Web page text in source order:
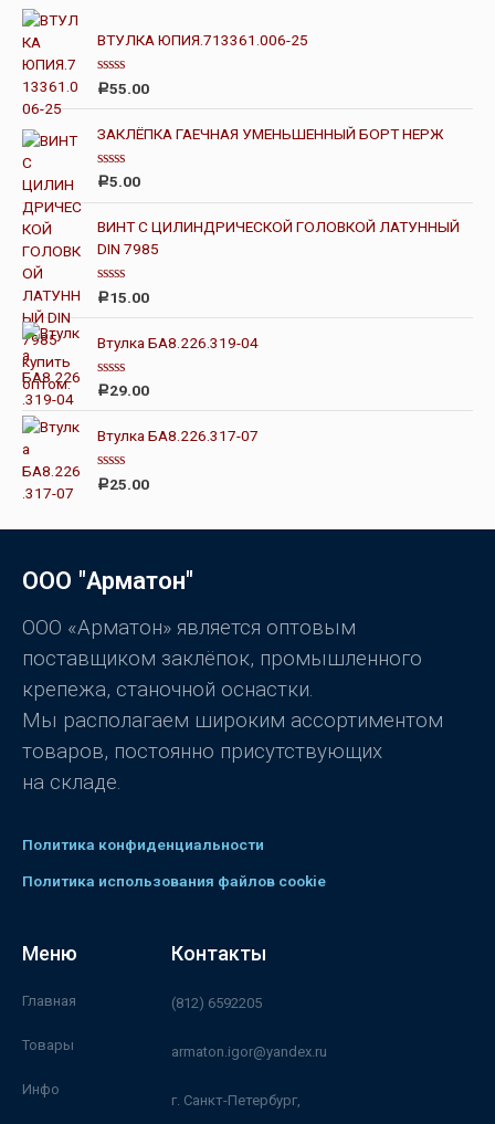
ВТУЛКА ЮПИЯ.713361.006-25
О
е
н
к
а
0
и
з
Р55.00
ЗАКЛЁПКА ГАЕЧНАЯ УМЕНЬШЕННЫЙ БОРТ НЕРЖ
О
е
н
к
а
0
и
з
Р5.00
ВИНТ С ЦИЛИНДРИЧЕСКОЙ ГОЛОВКОЙ ЛАТУННЫЙ
DIN 7985
О
е
н
к
а
0
и
з
Р15.00
Втулка БА8.226.319-04
О
н
к
а
0
и
Р29.00
Втулка БА8.226.317-07
О
и
з
Р25.00
ООО "Арматон"
ООО «Арматон» является оптовым
поставщиком заклёпок, промышленного
крепежа, станочной оснастки.
Мы располагаем широким ассортиментом
товаров, постоянно присутствующих
на складе.
Политика конфиденциальности
Политика использования файлов cookie
Меню
Главная
Товары
Инфо
Контакты
(812) 6592205
armaton.igor@yandex.ru
г. Санкт-Петербург,